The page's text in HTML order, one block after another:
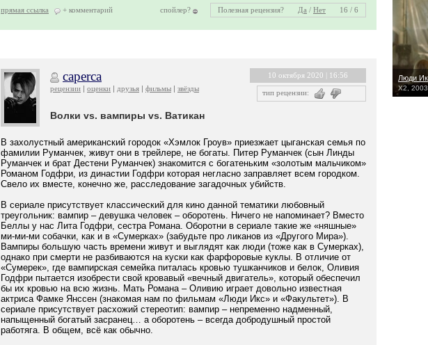
прямая ссылка + комментарий Полезная рецензия?
спойлер? Да / Нет 16 / 6
caperca
рецензии оценки друзья фильмы звёзды
Волки vs. вампиры vs. Ватикан
В захолустный американский городок «Хэмлок Гроув» приезжает цыганская семья по
фамилии Руманчек, живут они в трейлере, не богаты. Питер Руманчек (сын Линды
Руманчек и брат Дестени Руманчек) знакомится с богатеньким «золотым мальчиком»
Романом Годфри, из династии Годфри которая негласно заправляет всем городком.
Свело их вместе, конечно же, расследование загадочных убийств.
В сериале присутствует классический для кино данной тематики любовный
треугольник: вампир – девушка человек – оборотень. Ничего не напоминает? Вместо
Беллы у нас Лита Годфри, сестра Романа. Оборотни в сериале такие же «няшные»
ми-ми-ми собачки, как и в «Сумерках» (забудьте про ликанов из «Другого Мира»).
Вампиры большую часть времени живут и выглядят как люди (тоже как в Сумерках),
однако при смерти не разбиваются на куски как фарфоровые куклы. В отличие от
«Сумерек», где вампирская семейка питалась кровью тушканчиков и белок, Оливия
Годфри пытается изобрести свой кровавый «вечный двигатель», который обеспечил
бы их кровью на всю жизнь. Мать Романа – Оливию играет довольно известная
актриса Фамке Янссен (знакомая нам по фильмам «Люди Икс» и «Факультет»). В
сериале присутствует расхожий стереотип: вампир – непременно надменный,
напыщенный богатый засранец… а оборотень – всегда добродушный простой
работяга. В общем, всё как обычно.
10 октября 2020 | 16:56
тип рецензии:
Люди
X2, 2003